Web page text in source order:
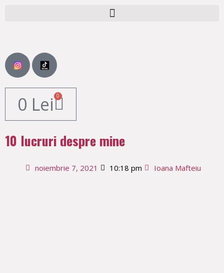
0 Lei 0
10 lucruri despre mine
noiembrie 7, 2021 10:18 pm Ioana Mafteiu